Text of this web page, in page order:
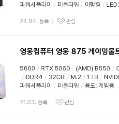
파워서플라이 / 미들타워 / 어항형 / LED
24.04. 등록 관심
영웅컴퓨터 영웅 875 게이
5600 / RTX 5060 / (AMD) B550 /
/ DDR4 / 32GB / M.2 / 1TB /
파워서플라이 / 미들타워 / 용도: 게임용
21.03. 등록 관심